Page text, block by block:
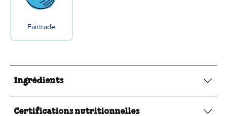
Fairtrade
Ingrédients
Certifications nutritionnelles